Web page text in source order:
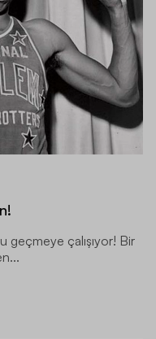
geçmeye çalışıyor! Bir